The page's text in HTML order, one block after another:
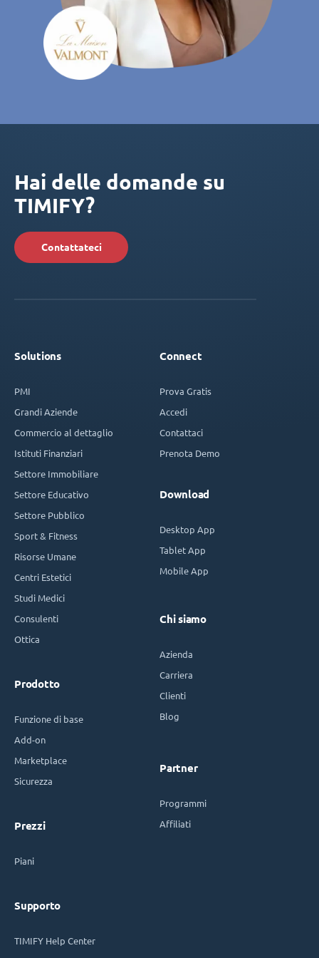
Hai delle domande su
TIMIFY?
Contattateci
Solutions
PMI
Grandi Aziende
Commercio al dettaglio
Istituti Finanziari
Settore Immobiliare
Settore Educativo
Settore Pubblico
Sport & Fitness
Risorse Umane
Centri Estetici
Studi Medici
Consulenti
Ottica
Prodotto
Funzione di base
Add-on
Marketplace
Sicurezza
Prezzi
Piani
Supporto
TIMIFY Help Center
Connect
Prova Gratis
Accedi
Contattaci
Prenota Demo
Download
Desktop App
Tablet App
Mobile App
Chi siamo
Azienda
Carriera
Clienti
Blog
Partner
Programmi
Affiliati